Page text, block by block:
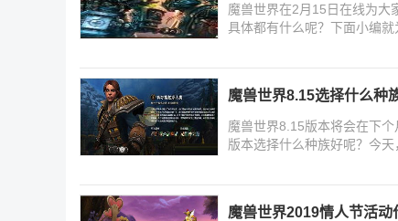
魔兽世界在2月15日在线为大
具体都有什么呢？下面小编
魔兽世界8.15选择什么种
魔兽世界8.15版本将会在下
版本选择什么种族好呢？今
魔兽世界2019情人节活